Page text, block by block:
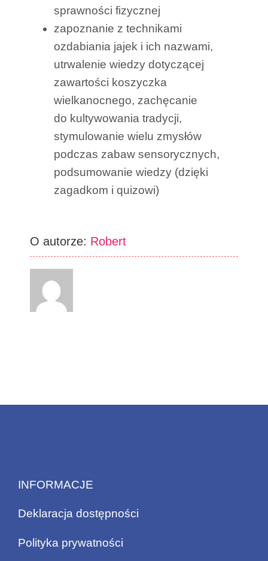
sprawności fizycznej
zapoznanie z technikami
ozdabiania jajek i ich nazwami,
utrwalenie wiedzy dotyczącej
zawartości koszyczka
wielkanocnego, zachęcanie
do kultywowania tradycji,
stymulowanie wielu zmysłów
podczas zabaw sensorycznych,
podsumowanie wiedzy (dzięki
zagadkom i quizowi)
O autorze: Robert
INFORMACJE
Deklaracja dostępności
Polityka prywatności